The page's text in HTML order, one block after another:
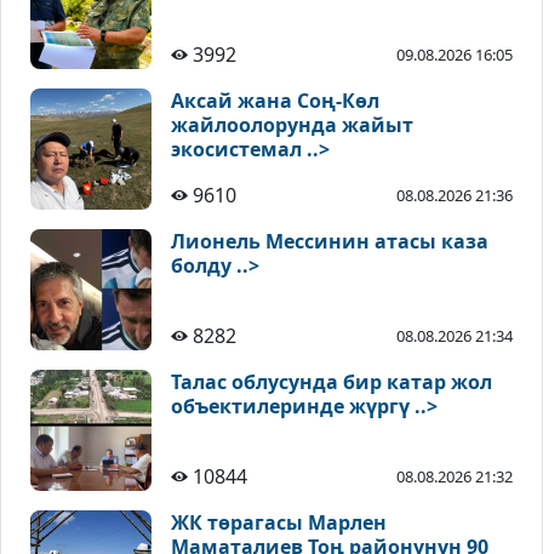
3992 09.08.2026 16:05
Аксай жана Соң-Көл
жайлоолорунда жайыт
экосистемал ..>
9610
08.08.2026 21:36
Лионель Мессинин атасы каза
болду ..>
8282 08.08.2026 21:34
Талас облусунда бир катар жол
объектилеринде жүргү ..>
10844 08.08.2026 21:32
ЖК төрагасы Марлен
Маматалиев Тоң районунун 90